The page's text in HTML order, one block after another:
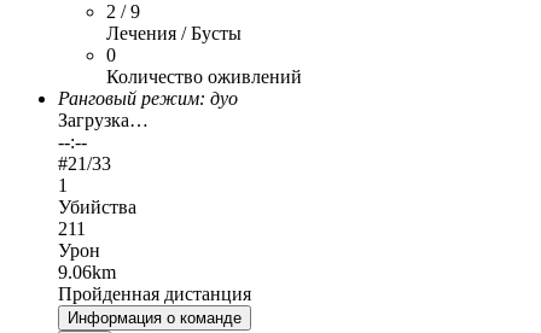
2 / 9
Лечения / Бусты
0
Количество оживлений
Ранговый режим: дуо
Загрузка…
--:--
#21/33
1
Убийства
211
Урон
9.06km
Пройденная дистанция
Информация о команде